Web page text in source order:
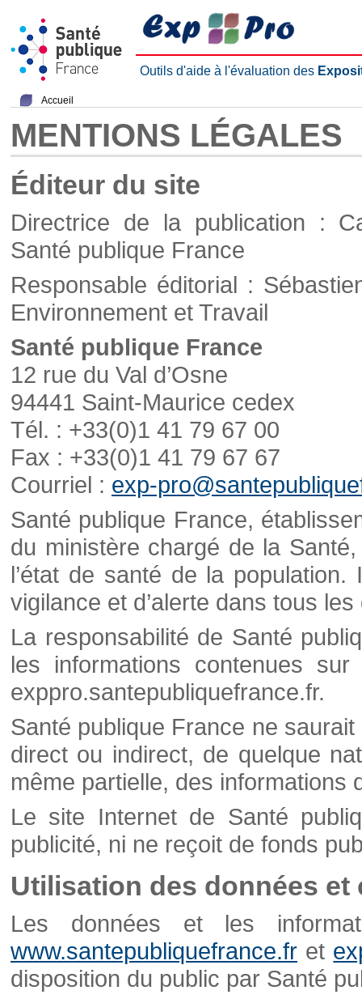
Outils d'aide à l'évaluation des
Accueil
MENTIONS LÉGALES
Éditeur du site
Directrice de la publication :
Santé publique France
Responsable éditorial :
Environnement et Travail
Santé publique France
12 rue du Val d’Osne
94441 Saint-Maurice cedex
Tél. : +33(0)1 41 79 67 00
Fax : +33(0)1 41 79 67 67
Courriel : exp-
Santé publique France,
du ministère chargé de la
l’état de santé de la
vigilance et d’alerte dans tous
La responsabilité de Santé
les informations contenues
exppro.santepubliquefrance.fr.
Santé publique France ne
direct ou indirect, de quelque
même partielle, des informations
Le site Internet de Santé
publicité, ni ne reçoit de fonds
Utilisation des données et
Les données et les
www.santepubliquefrance.fr et
disposition du public par Santé